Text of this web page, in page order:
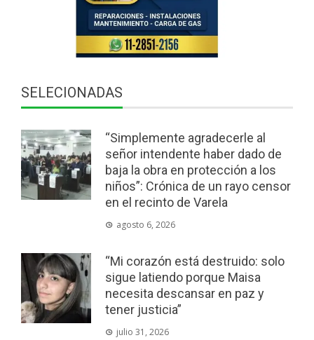
SELECIONADAS
“Simplemente agradecerle al
señor intendente haber dado de
baja la obra en protección a los
niños”: Crónica de un rayo censor
en el recinto de Varela
agosto 6, 2026
“Mi corazón está destruido: solo
sigue latiendo porque Maisa
necesita descansar en paz y
tener justicia”
julio 31, 2026